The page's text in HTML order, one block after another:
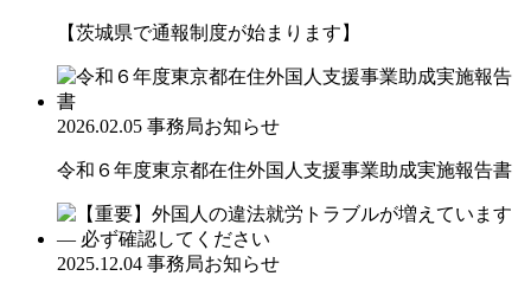
【茨城県で通報制度が始まります】
2026.02.05 事務局お知らせ
令和６年度東京都在住外国人支援事業助成実施報告書
2025.12.04 事務局お知らせ